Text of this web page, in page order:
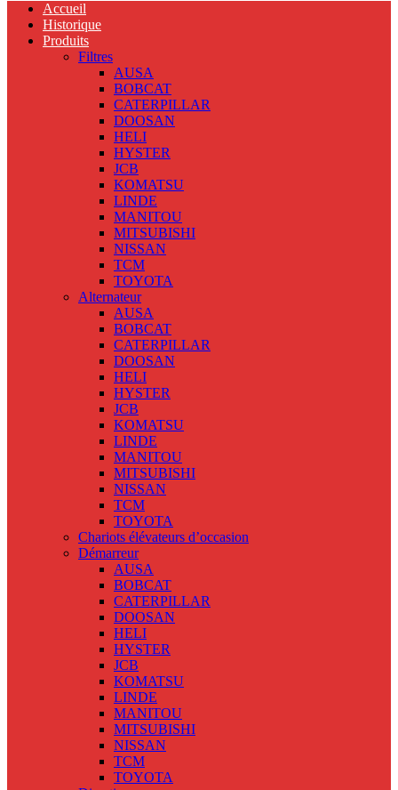
Accueil
Historique
Produits
Filtres
AUSA
BOBCAT
CATERPILLAR
DOOSAN
HELI
HYSTER
JCB
KOMATSU
LINDE
MANITOU
MITSUBISHI
NISSAN
TCM
TOYOTA
Alternateur
AUSA
BOBCAT
CATERPILLAR
DOOSAN
HELI
HYSTER
JCB
KOMATSU
LINDE
MANITOU
MITSUBISHI
NISSAN
TCM
TOYOTA
Chariots élévateurs d’occasion
Démarreur
AUSA
BOBCAT
CATERPILLAR
DOOSAN
HELI
HYSTER
JCB
KOMATSU
LINDE
MANITOU
MITSUBISHI
NISSAN
TCM
TOYOTA